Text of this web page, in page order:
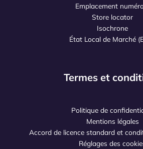
Emplacement
Store locator
Isochrone
État Local de Marché
Termes et
Politique de
Mentions légales
Accord de licence standard et
Réglages des